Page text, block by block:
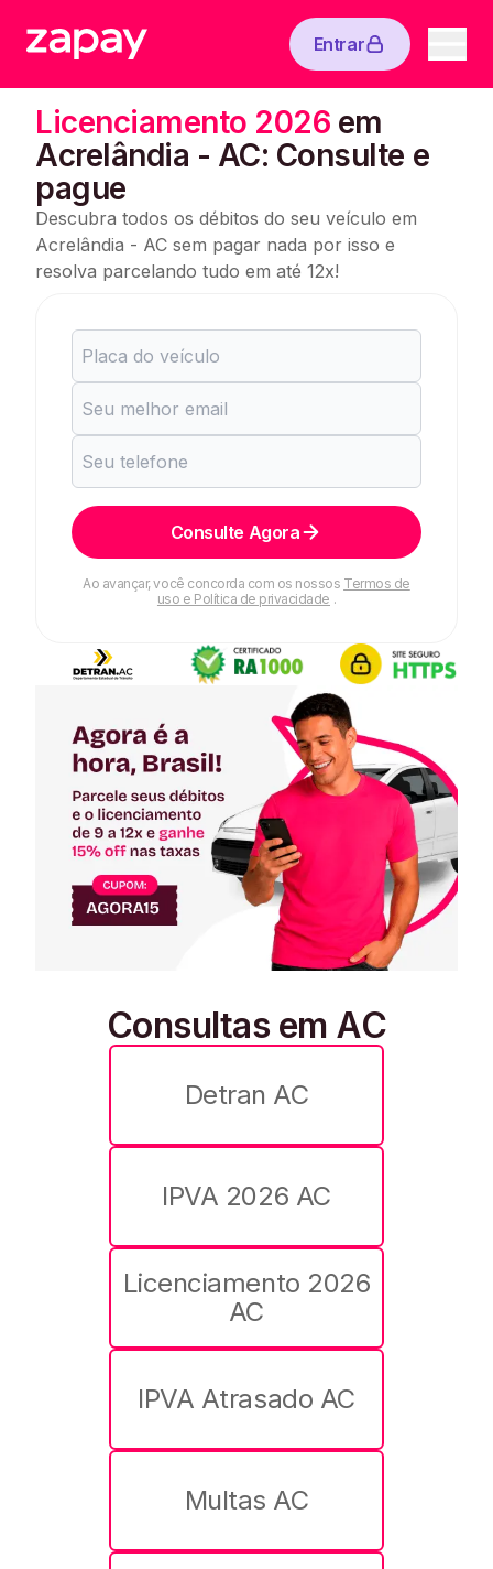
Entrar
Licenciamento 2026 em
Acrelândia - AC: Consulte e
pague
Descubra todos os débitos do seu veículo em
Acrelândia - AC sem pagar nada por isso e
resolva parcelando tudo em até 12x!
Consulte Agora
Ao avançar, você concorda com os nossos Termos de
uso e Política de privacidade .
Consultas em AC
Detran AC
IPVA 2026 AC
Licenciamento 2026
AC
IPVA Atrasado AC
Multas AC